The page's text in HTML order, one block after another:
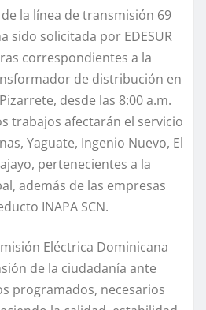
la línea de transmisión 69
sido solicitada por EDESUR
correspondientes a la
de distribución en
desde las 8:00 a.m.
trabajos afectarán el servicio
Yaguate, Ingenio Nuevo, El
pertenecientes a la
además de las empresas
INAPA SCN.
Eléctrica Dominicana
de la ciudadanía ante
programados, necesarios